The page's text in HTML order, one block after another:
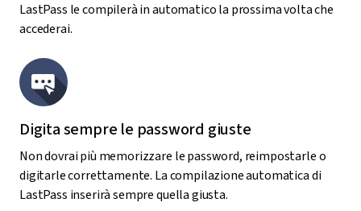
LastPass le compilerà in automatico la prossima volta che
accederai.
Digita sempre le password giuste
Non dovrai più memorizzare le password, reimpostarle o
digitarle correttamente. La compilazione automatica di
LastPass inserirà sempre quella giusta.